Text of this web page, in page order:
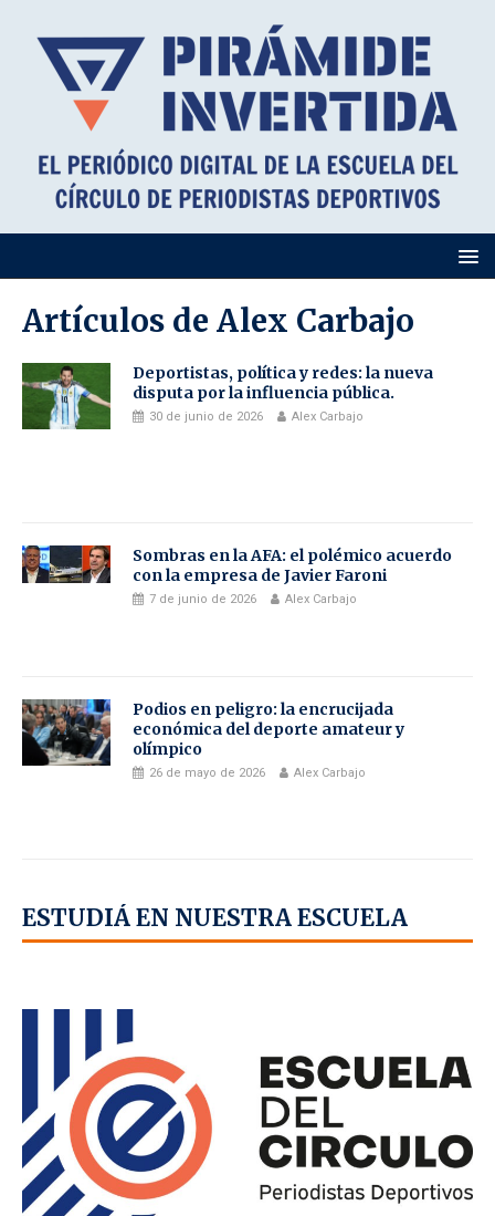
Artículos de Alex Carbajo
Deportistas, política y redes: la nueva
disputa por la influencia pública.
30 de junio de 2026 Alex Carbajo
Sombras en la AFA: el polémico acuerdo
con la empresa de Javier Faroni
7 de junio de 2026 Alex Carbajo
Podios en peligro: la encrucijada
económica del deporte amateur y
olímpico
26 de mayo de 2026 Alex Carbajo
ESTUDIÁ EN NUESTRA ESCUELA